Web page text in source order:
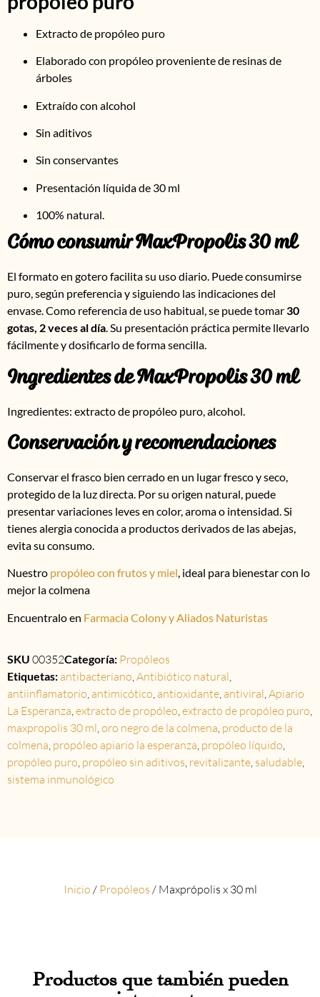
Extracto de propóleo puro
Elaborado con propóleo proveniente de resinas de
árboles
Extraído con alcohol
Sin aditivos
Sin conservantes
Presentación líquida de 30 ml
100% natural.
Cómo consumir MaxPropolis 30 ml
El formato en gotero facilita su uso diario. Puede consumirse
puro, según preferencia y siguiendo las indicaciones del
envase. Como referencia de uso habitual, se puede tomar30
gotas, 2 veces al día. Su presentación práctica permite llevarlo
fácilmente y dosificarlo de forma sencilla.
Ingredientes de MaxPropolis 30 ml
Ingredientes: extracto de propóleo puro, alcohol.
Conservación y recomendaciones
Conservar el frasco bien cerrado en un lugar fresco y seco,
protegido de la luz directa. Por su origen natural, puede
presentar variaciones leves en color, aroma o intensidad. Si
tienes alergia conocida a productos derivados de las abejas,
evita su consumo.
Nuestro propóleo con frutos y miel, ideal para bienestar con lo
mejor la colmena
Encuentralo en Farmacia Colony y Aliados Naturistas
SKU 00352Categoría: Propóleos
Etiquetas: antibacteriano,Antibiótico natural,
antiinflamatorio, antimicótico, antioxidante, antiviral,Apiario
La Esperanza,extracto de propóleo,extracto de propóleo puro,
maxpropolis 30 ml,oro negro de la colmena, producto de la
colmena, propóleo apiario la esperanza, propóleo líquido,
propóleo puro, propóleo sin aditivos, revitalizante, saludable,
sistema inmunológico
Inicio / Propóleos / Maxprópolis x 30 ml
Productos que también pueden